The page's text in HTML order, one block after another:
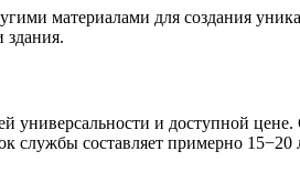
материалами для создания
здания.
универсальности и доступной
составляет примерно 15−20